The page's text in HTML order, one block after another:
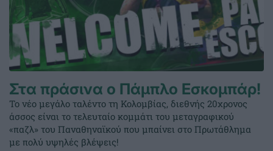
Στα πράσινα ο Πάμπλο Εσκομπάρ!
Το νέο μεγάλο ταλέντο τη Κολομβίας, διεθνής 20χρονος
άσσος είναι το τελευταίο κομμάτι του μεταγραφικού
«παζλ» του Παναθηναϊκού που μπαίνει στο Πρωτάθλημα
με πολύ υψηλές βλέψεις!